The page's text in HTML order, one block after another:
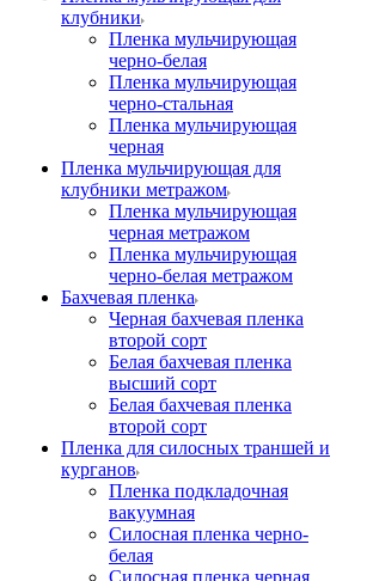
клубники
Пленка мульчирующая
черно-белая
Пленка мульчирующая
черно-стальная
Пленка мульчирующая
черная
Пленка мульчирующая для
клубники метражом
Пленка мульчирующая
черная метражом
Пленка мульчирующая
черно-белая метражом
Бахчевая пленка
Черная бахчевая пленка
второй сорт
Белая бахчевая пленка
высший сорт
Белая бахчевая пленка
второй сорт
Пленка для силосных траншей и
курганов
Пленка подкладочная
вакуумная
Силосная пленка черно-
белая
Силосная пленка черная